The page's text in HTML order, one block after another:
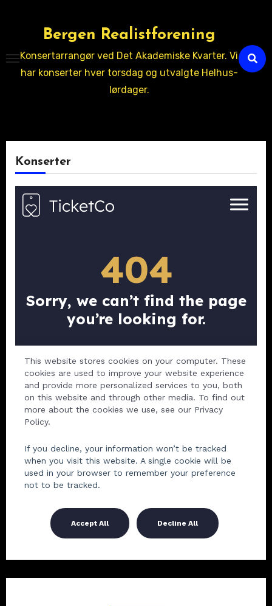
Bergen Realistforening
Konsertarrangør ved Det Akademiske Kvarter. Vi
har konserter hver torsdag og utvalgte Helhus-
lørdager.
Konserter